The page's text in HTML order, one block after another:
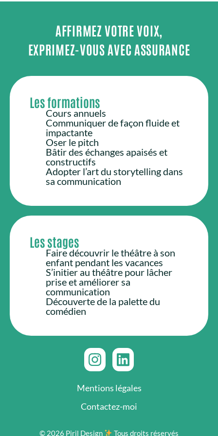
AFFIRMEZ VOTRE VOIX,
EXPRIMEZ-VOUS AVEC ASSURANCE
Les formations
Cours annuels
Communiquer de façon fluide et
impactante
Oser le pitch
Bâtir des échanges apaisés et
constructifs
Adopter l’art du storytelling dans
sa communication
Les stages
Faire découvrir le théâtre à son
enfant pendant les vacances
S’initier au théâtre pour lâcher
prise et améliorer sa
communication
Découverte de la palette du
comédien
Mentions légales
Contactez-moi
© 2026 Piril Design Tous droits réservés